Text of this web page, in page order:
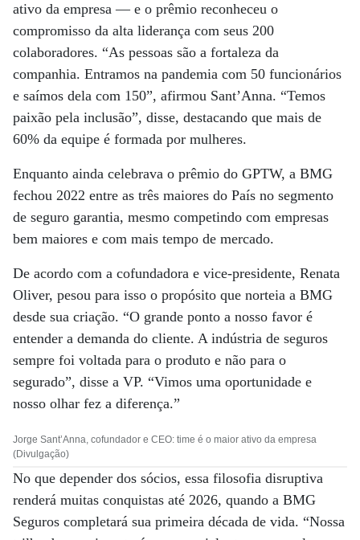
ativo da empresa — e o prêmio reconheceu o
compromisso da alta liderança com seus 200
colaboradores. “As pessoas são a fortaleza da
companhia. Entramos na pandemia com 50 funcionários
e saímos dela com 150”, afirmou Sant’Anna. “Temos
paixão pela inclusão”, disse, destacando que mais de
60% da equipe é formada por mulheres.
Enquanto ainda celebrava o prêmio do GPTW, a BMG
fechou 2022 entre as três maiores do País no segmento
de seguro garantia, mesmo competindo com empresas
bem maiores e com mais tempo de mercado.
De acordo com a cofundadora e vice-presidente, Renata
Oliver, pesou para isso o propósito que norteia a BMG
desde sua criação. “O grande ponto a nosso favor é
entender a demanda do cliente. A indústria de seguros
sempre foi voltada para o produto e não para o
segurado”, disse a VP. “Vimos uma oportunidade e
nosso olhar fez a diferença.”
Jorge Sant’Anna, cofundador e CEO: time é o maior ativo da empresa
(Divulgação)
No que depender dos sócios, essa filosofia disruptiva
renderá muitas conquistas até 2026, quando a BMG
Seguros completará sua primeira década de vida. “Nossa